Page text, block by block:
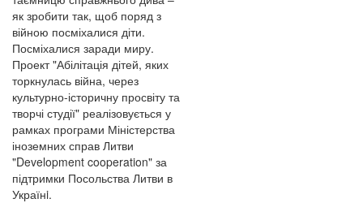
як зробити так, щоб поряд з
війною посміхалися діти.
Посміхалися заради миру.
Проект "Абілітація дітей, яких
торкнулась війна, через
культурно-історичну просвіту та
творчі студії" реалізовується у
рамках програми Міністерства
іноземних справ Литви
"Development cooperation" за
підтримки Посольства Литви в
Українi.